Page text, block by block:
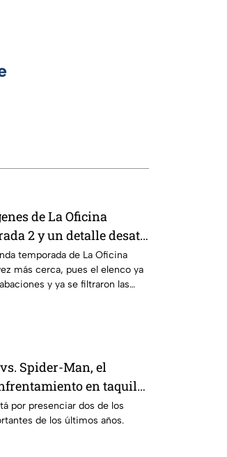
de La Oficina
2 y un detalle desata
fans
temporada de La Oficina
más cerca, pues el elenco ya
y ya se filtraron las
set.
Spider-Man, el
en taquilla
por presenciar dos de los
de los últimos años.